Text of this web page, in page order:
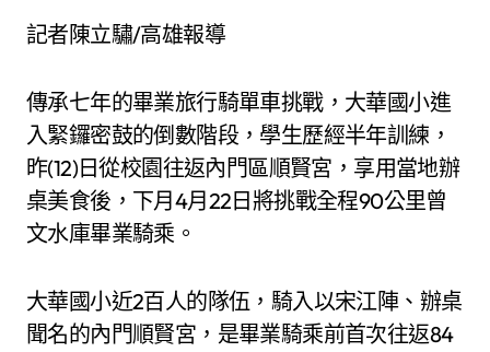
記者陳立驌/高雄報導
傳承七年的畢業旅行騎單車挑戰，大華國小進
入緊鑼密鼓的倒數階段，學生歷經半年訓練，
昨(12)日從校園往返內門區順賢宮，享用當地辦
桌美食後，下月4月22日將挑戰全程90公里曾
文水庫畢業騎乘。
大華國小近2百人的隊伍，騎入以宋江陣、辦桌
聞名的內門順賢宮，是畢業騎乘前首次往返84